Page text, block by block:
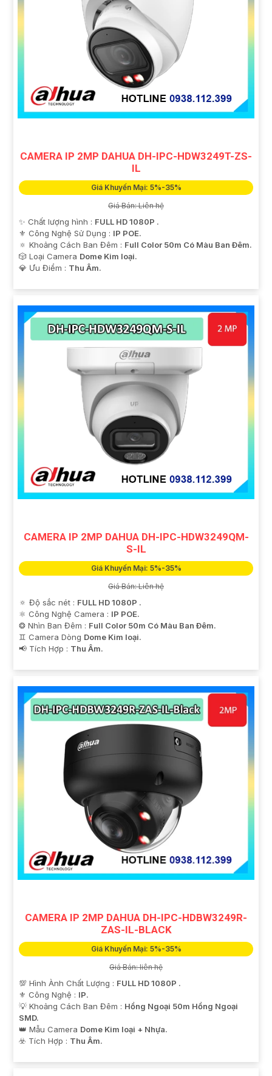
CAMERA IP 2MP DAHUA DH-IPC-HDW3249T-ZS-
IL
Giá Khuyến Mại: 5%-35%
Giá Bán: Liên hệ
✨ Chất lượng hình : FULL HD 1080P .
⚜️ Công Nghệ Sử Dụng : IP POE.
🔅 Khoảng Cách Ban Đêm : Full Color 50m Có Màu Ban Ðêm.
🎲 Loại Camera Dome Kim loại.
️💎 Ưu Điểm : Thu Âm.
CAMERA IP 2MP DAHUA DH-IPC-HDW3249QM-
S-IL
Giá Khuyến Mại: 5%-35%
Giá Bán: Liên hệ
🔅 Độ sắc nét : FULL HD 1080P .
⚛️ Công Nghệ Camera : IP POE.
❂ Nhìn Ban Đêm : Full Color 50m Có Màu Ban Ðêm.
♊ Camera Dòng Dome Kim loại.
️📢 Tích Hợp : Thu Âm.
CAMERA IP 2MP DAHUA DH-IPC-HDBW3249R-
ZAS-IL-BLACK
Giá Khuyến Mại: 5%-35%
Giá Bán: liên hệ
💯 Hình Ành Chất Lượng : FULL HD 1080P .
⚜️ Công Nghệ : IP.
💡 Khoảng Cách Ban Đêm : Hồng Ngoại 50m Hồng Ngoại
SMD.
👑 Mẫu Camera Dome Kim loại + Nhựa.
️☣️ Tích Hợp : Thu Âm.